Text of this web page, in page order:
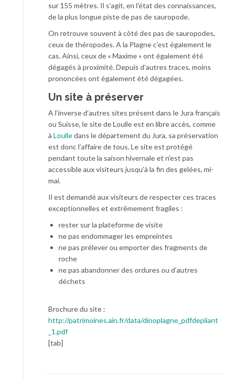
sur 155 mètres. Il s’agit, en l’état des connaissances,
de la plus longue piste de pas de sauropode.
On retrouve souvent à côté des pas de sauropodes,
ceux de théropodes. A la Plagne c’est également le
cas. Ainsi, ceux de « Maxime » ont également été
dégagés à proximité. Depuis d’autres traces, moins
prononcées ont également été dégagées.
Un site à préserver
A l’inverse d’autres sites présent dans le Jura français
ou Suisse, le site de Loulle est en libre accès, comme
à Loulledans le département du Jura, sa préservation
est donc l’affaire de tous. Le site est protégé
pendant toute la saison hivernale et n’est pas
accessible aux visiteurs jusqu’à la fin des gelées, mi-
mai.
Il est demandé aux visiteurs de respecter ces traces
exceptionnelles et extrêmement fragiles :
rester sur la plateforme de visite
ne pas endommager les empreintes
ne pas prélever ou emporter des fragments de
roche
ne pas abandonner des ordures ou d’autres
déchets
Brochure du site :
http://patrimoines.ain.fr/data/dinoplagne_pdfdepliant
_1.pdf
[tab]